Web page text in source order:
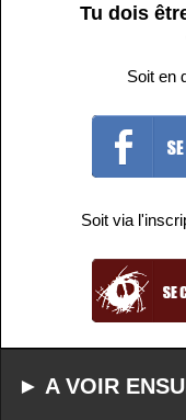
Tu dois
Soit en
Soit via
► A VOIR